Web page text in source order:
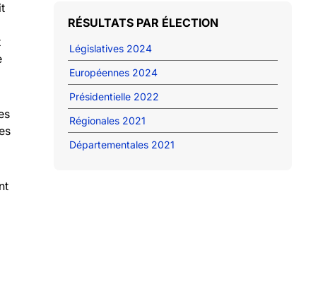
RÉSULTATS PAR ÉLECTION
Législatives 2024
Européennes 2024
Présidentielle 2022
Régionales 2021
Départementales 2021